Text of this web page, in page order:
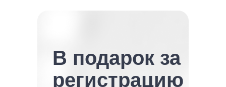
В подарок за
регистрацию